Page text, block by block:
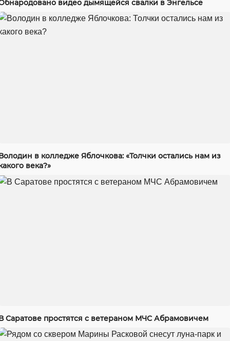
видео дымящейся свалки в Энгельсе
в колледже Яблочкова: «Толчки остались нам из
века?»
Саратове простятся с ветераном МЧС Абрамовичем